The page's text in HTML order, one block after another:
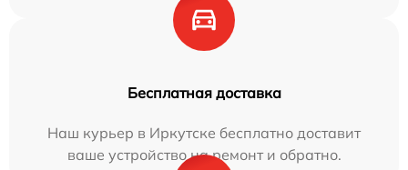
Бесплатная доставка
Наш курьер в Иркутске бесплатно доставит
ваше устройство на ремонт и обратно.